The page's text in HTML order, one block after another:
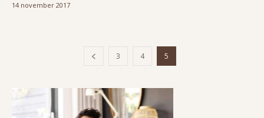
14 november 2017
3 4 5